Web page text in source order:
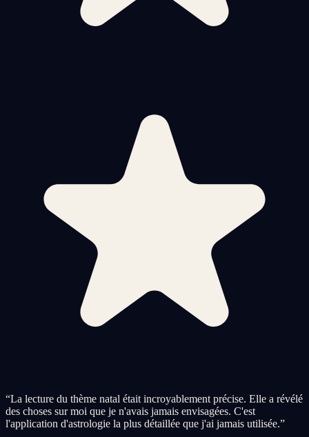
“La lecture du thème natal était incroyablement précise. Elle a révélé
des choses sur moi que je n'avais jamais envisagées. C'est
l'application d'astrologie la plus détaillée que j'ai jamais utilisée.”